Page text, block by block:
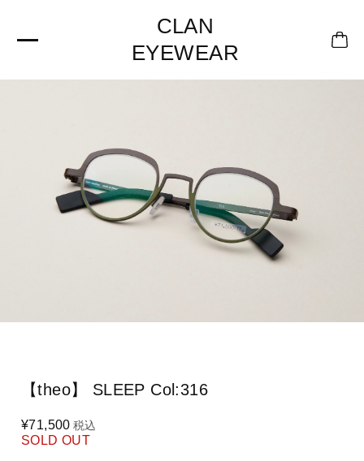
CLAN
EYEWEAR
【theo】 SLEEP Col:316
¥71,500 税込
SOLD OUT